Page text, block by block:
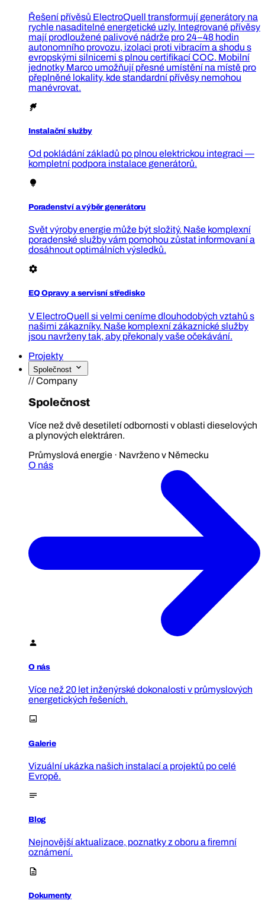
Řešení přívěsů ElectroQuell transformují generátory na
rychle nasaditelné energetické uzly. Integrované přívěsy
mají prodloužené palivové nádrže pro 24–48 hodin
autonomního provozu, izolaci proti vibracím a shodu s
evropskými silnicemi s plnou certifikací COC. Mobilní
jednotky Marco umožňují přesné umístění na místě pro
přeplněné lokality, kde standardní přívěsy nemohou
manévrovat.
Instalační služby
Od pokládání základů po plnou elektrickou integraci —
kompletní podpora instalace generátorů.
Poradenství a výběr generátoru
Svět výroby energie může být složitý. Naše komplexní
poradenské služby vám pomohou zůstat informovaní a
dosáhnout optimálních výsledků.
EQ Opravy a servisní středisko
V ElectroQuell si velmi ceníme dlouhodobých vztahů s
našimi zákazníky. Naše komplexní zákaznické služby
jsou navrženy tak, aby překonaly vaše očekávání.
Projekty
Společnost
// Company
Společnost
Více než dvě desetiletí odbornosti v oblasti dieselových
a plynových elektráren.
Průmyslová energie · Navrženo v Německu
O nás
O nás
Více než 20 let inženýrské dokonalosti v průmyslových
energetických řešeních.
Galerie
Vizuální ukázka našich instalací a projektů po celé
Evropě.
Blog
Nejnovější aktualizace, poznatky z oboru a firemní
oznámení.
Dokumenty